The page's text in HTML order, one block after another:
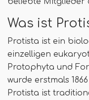
Was ist
Protista ist ein
einzelligen
Protophyta und
wurde erstmals
Protista ist